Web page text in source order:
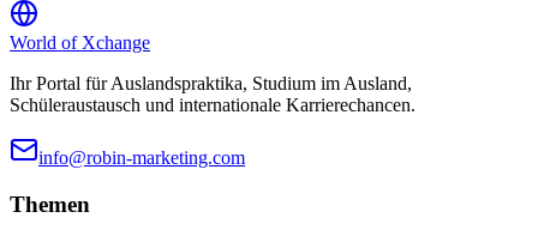
World of Xchange
Ihr Portal für Auslandspraktika, Studium im Ausland,
Schüleraustausch und internationale Karrierechancen.
info@robin-marketing.com
Themen